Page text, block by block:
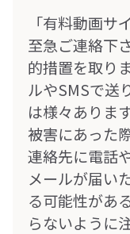
「有料動画サ
至急ご連絡下
的措置を取り
ルやSMSで送
は様々ありま
被害にあった
連絡先に電話
メールが届い
る可能性があ
らないように